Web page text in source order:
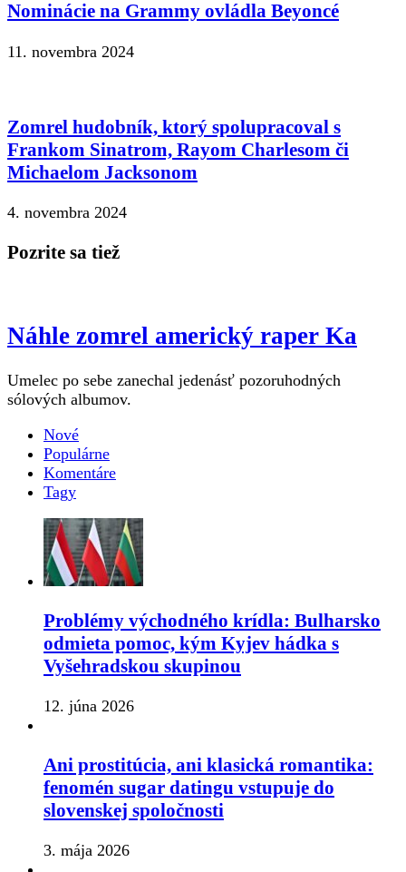
Nominácie na Grammy ovládla Beyoncé
11. novembra 2024
Zomrel hudobník, ktorý spolupracoval s
Frankom Sinatrom, Rayom Charlesom či
Michaelom Jacksonom
4. novembra 2024
Pozrite sa tiež
Náhle zomrel americký raper Ka
Umelec po sebe zanechal jedenásť pozoruhodných
sólových albumov.
Nové
Populárne
Komentáre
Tagy
Problémy východného krídla: Bulharsko
odmieta pomoc, kým Kyjev hádka s
Vyšehradskou skupinou
12. júna 2026
Ani prostitúcia, ani klasická romantika:
fenomén sugar datingu vstupuje do
slovenskej spoločnosti
3. mája 2026